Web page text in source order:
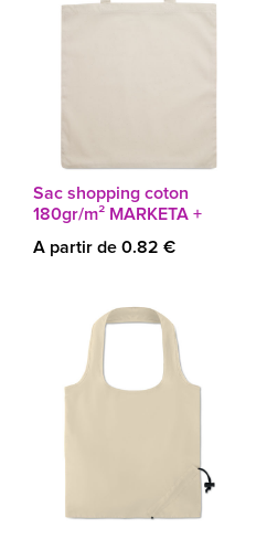
Sac shopping coton
180gr/m² MARKETA +
A partir de 0.82 €